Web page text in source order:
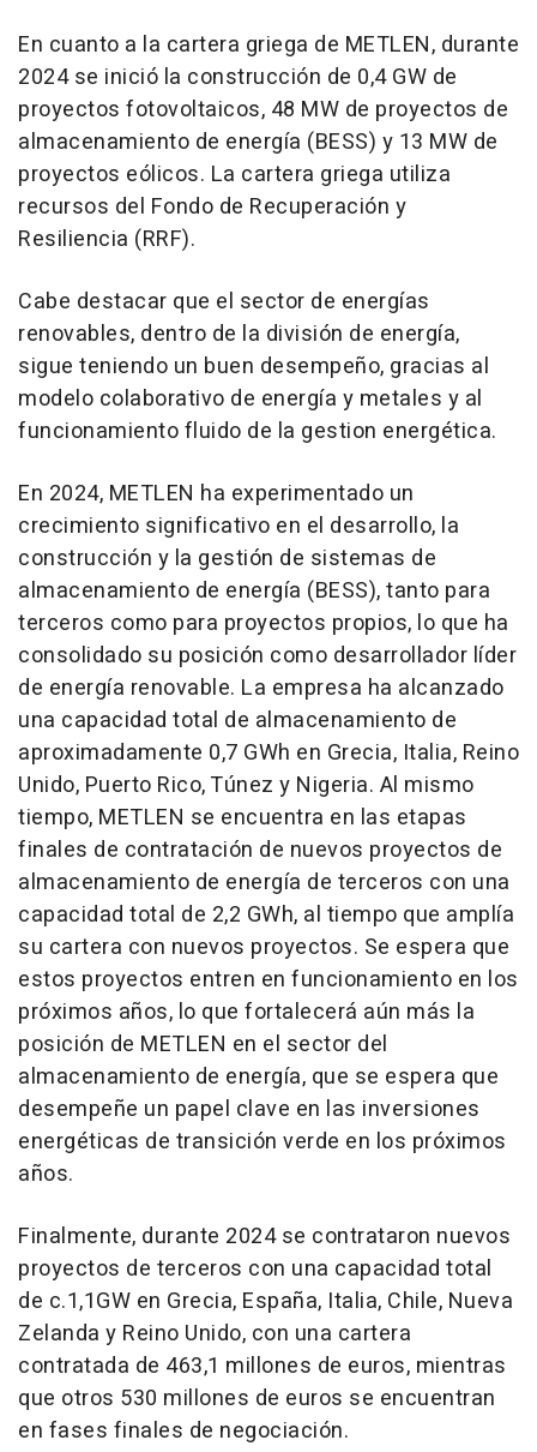
En cuanto a la cartera griega de METLEN, durante
2024 se inició la construcción de 0,4 GW de
proyectos fotovoltaicos, 48 MW de proyectos de
almacenamiento de energía (BESS) y 13 MW de
proyectos eólicos. La cartera griega utiliza
recursos del Fondo de Recuperación y
Resiliencia (RRF).
Cabe destacar que el sector de energías
renovables, dentro de la división de energía,
sigue teniendo un buen desempeño, gracias al
modelo colaborativo de energía y metales y al
funcionamiento fluido de la gestion energética.
En 2024, METLEN ha experimentado un
crecimiento significativo en el desarrollo, la
construcción y la gestión de sistemas de
almacenamiento de energía (BESS), tanto para
terceros como para proyectos propios, lo que ha
consolidado su posición como desarrollador líder
de energía renovable. La empresa ha alcanzado
una capacidad total de almacenamiento de
aproximadamente 0,7 GWh en Grecia, Italia, Reino
Unido, Puerto Rico, Túnez y Nigeria. Al mismo
tiempo, METLEN se encuentra en las etapas
finales de contratación de nuevos proyectos de
almacenamiento de energía de terceros con una
capacidad total de 2,2 GWh, al tiempo que amplía
su cartera con nuevos proyectos. Se espera que
estos proyectos entren en funcionamiento en los
próximos años, lo que fortalecerá aún más la
posición de METLEN en el sector del
almacenamiento de energía, que se espera que
desempeñe un papel clave en las inversiones
energéticas de transición verde en los próximos
años.
Finalmente, durante 2024 se contrataron nuevos
proyectos de terceros con una capacidad total
de c.1,1GW en Grecia, España, Italia, Chile, Nueva
Zelanda y Reino Unido, con una cartera
contratada de 463,1 millones de euros, mientras
que otros 530 millones de euros se encuentran
en fases finales de negociación.